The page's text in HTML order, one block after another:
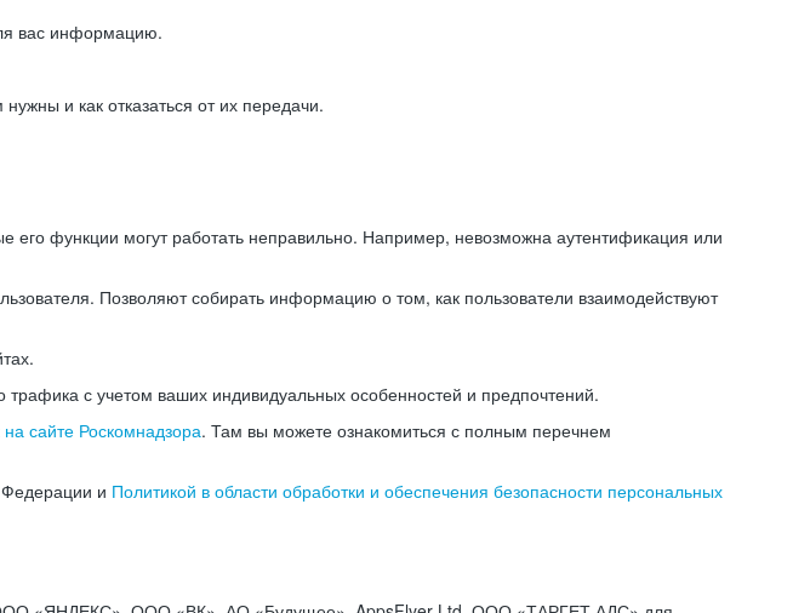
вас информацию.
и как отказаться от их передачи.
функции могут работать неправильно. Например, невозможна аутентификация или
Позволяют собирать информацию о том, как пользователи взаимодействуют
с учетом ваших индивидуальных особенностей и предпочтений.
сайте Роскомнадзора. Там вы можете ознакомиться с полным перечнем
Федерации и Политикой в области обработки и обеспечения безопасности персональных